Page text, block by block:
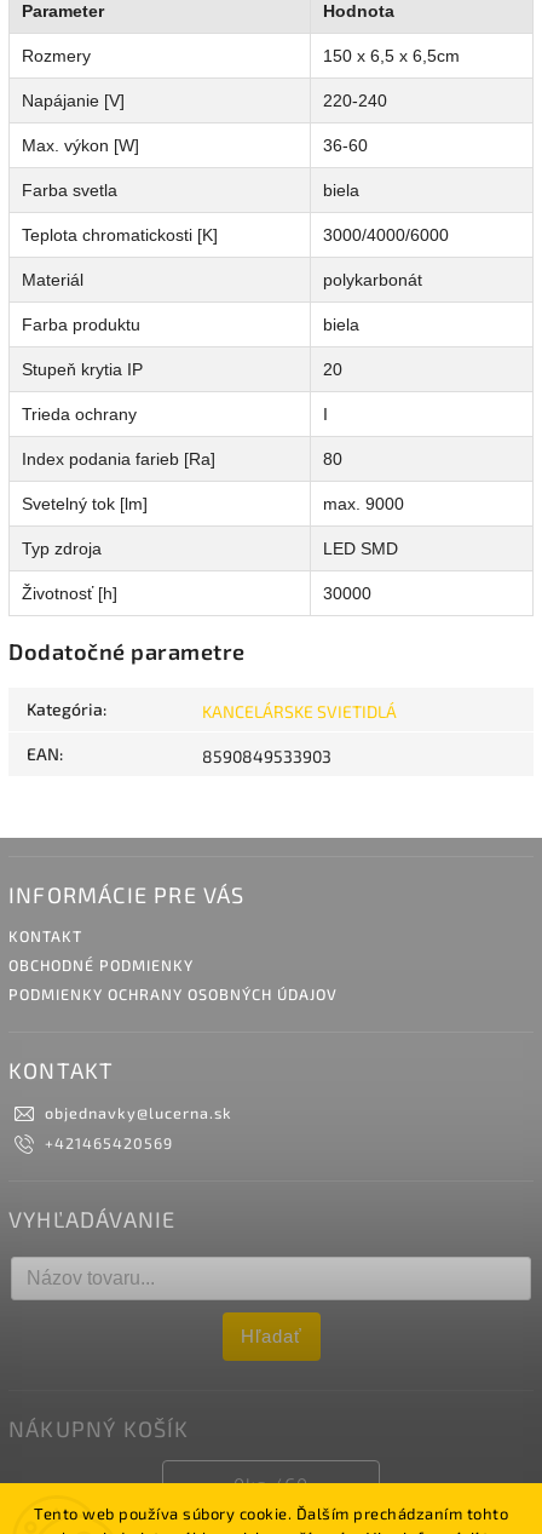
Tento web používa súbory cookie. Ďalším prechádzaním tohto
Parameter Hodnota
Rozmery 150 x 6,5 x 6,5cm
Napájanie [V] 220-240
Max. výkon [W] 36-60
Farba svetla biela
Teplota chromatickosti [K] 3000/4000/6000
Materiál polykarbonát
Farba produktu biela
Stupeň krytia IP 20
Trieda ochrany I
Index podania farieb [Ra] 80
Svetelný tok [lm] max. 9000
Typ zdroja LED SMD
Životnosť [h] 30000
Dodatočné parametre
Kategória: KANCELÁRSKE SVIETIDLÁ
EAN: 8590849533903
INFORMÁCIE PRE VÁS
KONTAKT
OBCHODNÉ PODMIENKY
PODMIENKY OCHRANY OSOBNÝCH ÚDAJOV
KONTAKT
objednavky@lucerna.sk
+421465420569
VYHĽADÁVANIE
Hľadať
NÁKUPNÝ KOŠÍK
0ks /€0